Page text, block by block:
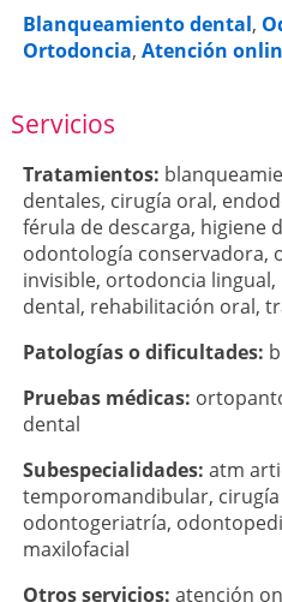
Blanqueamiento dental,
Ortodoncia, Atención
Servicios
Tratamientos:
dentales, cirugía oral,
férula de descarga, higiene
odontología conservadora,
invisible, ortodoncia lingual,
dental, rehabilitación oral,
Patologí­as o dificultades:
Pruebas médicas:
dental
Subespecialidades: atm
temporomandibular,
odontogeriatría,
maxilofacial
Otros servicios: atención